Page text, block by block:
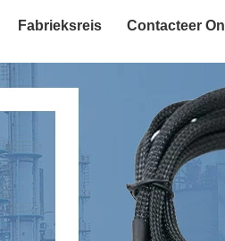
Fabrieksreis Contacteer